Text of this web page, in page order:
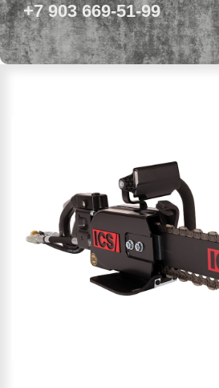
+7 903 669-51-99